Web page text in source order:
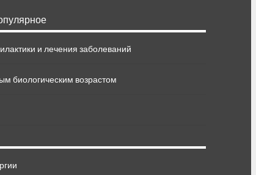
и лечения заболеваний
биологическим возрастом